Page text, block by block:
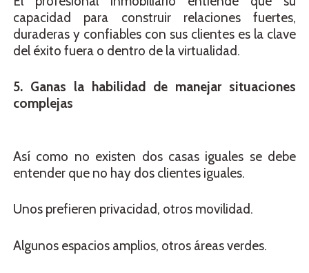
capacidad para construir relaciones fuertes,
duraderas y confiables con sus clientes es la clave
del éxito fuera o dentro de la virtualidad.
5. Ganas la habilidad de manejar situaciones
complejas
Así como no existen dos casas iguales se debe
entender que no hay dos clientes iguales.
Unos prefieren privacidad, otros movilidad.
Algunos espacios amplios, otros áreas verdes.